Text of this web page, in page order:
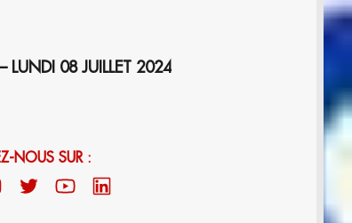
LUNDI 08 JUILLET 2024
NOUS SUR :